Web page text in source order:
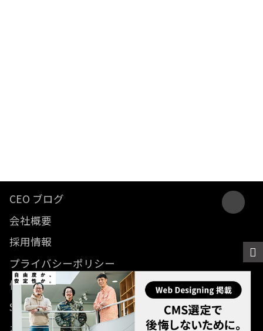
CEO ブログ
会社概要
採用情報
プライバシーポリシー
情報セキュリティ方針
SDGsに関する取り組み